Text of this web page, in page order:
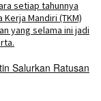
Salurkan Ratusan